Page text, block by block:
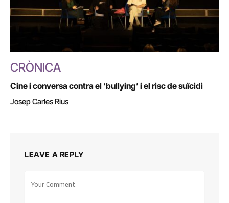
CRÒNICA
Cine i conversa contra el ‘bullying’ i el risc de suïcidi
Josep Carles Rius
LEAVE A REPLY